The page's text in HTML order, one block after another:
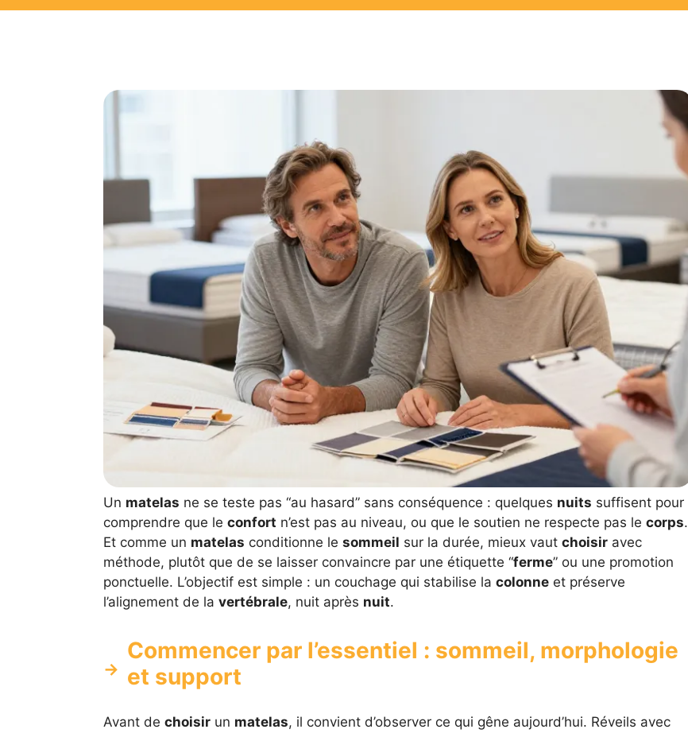
Un matelas ne se teste pas “au hasard” sans conséquence : quelques nuits suffisent pour
comprendre que le confort n’est pas au niveau, ou que le soutien ne respecte pas le corps.
Et comme un matelas conditionne le sommeil sur la durée, mieux vaut choisiravec
méthode, plutôt que de se laisser convaincre par une étiquette “ferme” ou une promotion
ponctuelle. L’objectif est simple : un couchage qui stabilise la colonneet préserve
l’alignement de la vertébrale, nuit après nuit.
Commencer par l’essentiel : sommeil, morphologie
et support
Avant de choisirun matelas, il convient d’observer ce qui gêne aujourd’hui. Réveils avec